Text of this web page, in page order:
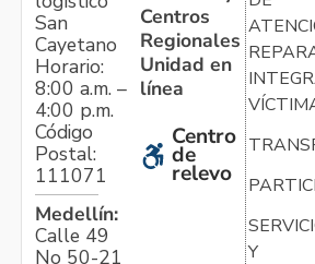
San
Cayetano
Horario:
8:00 a.m. –
4:00 p.m.
Código
Postal:
111071
Medellín:
Calle 49
No 50-21
Centros
Regionales
Unidad en
línea
Centro
de
relevo
Y